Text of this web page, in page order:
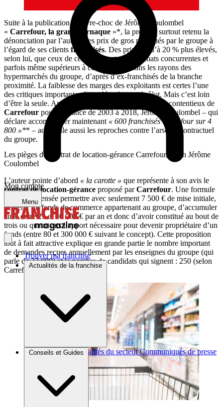
Mon compte
Menu
Trouver ma franchise
Actualités de la franchise
Brèves et actus Actualités du secteur Communiqués de presse
Conseils et Guides
Suite à la publication du livre-choc de Jérôme Coulombel
« Carrefour, la grande arnaque »*, la presse a surtout retenu la
dénonciation par l’auteur des prix de gros pratiqués par le groupe à
l’égard de ses clients franchisés. Des prix jusqu’à 20 % plus élevés,
selon lui, que ceux de certaines centrales d’achats concurrentes et
parfois même supérieurs à ceux affichés dans les rayons des
hypermarchés du groupe, d’après d’ex-franchisés de la branche
proximité. La faiblesse des marges des exploitants est certes l’une
des critiques importantes formulées dans ce brûlot. Mais c’est loin
d’être la seule. Ancien directeur juridique du service contentieux de
Carrefour pour la France de 2003 à 2018, Jérôme Coulombel – qui
déclare accompagner maintenant « 600 franchisés Carrefour sur 4
800 »** – accumule aussi les reproches contre l’arsenal contractuel
du groupe.
Les pièges du contrat de location-gérance Carrefour, selon Jérôme
Coulombel
L’auteur pointe d’abord « la carotte » que représente à son avis le
contrat de location-gérance proposé parCarrefour. Une formule
alléchante censée permettre avec seulement 7 500 € de mise initiale,
de gérer un fonds de commerce appartenant au groupe, d’accumuler
ainsi entre 25 et 30 000 € par an et donc d’avoir constitué au bout de
trois ou quatre ans l’apport nécessaire pour devenir propriétaire d’un
fonds (entre 80 et 300 000 € suivant le concept). Cette proposition
tout à fait attractive explique en grande partie le nombre important
de demandes reçues annuellement par les enseignes du groupe (qui
parle de 33 000) et le nombre de candidats qui signent : 250 (selon
Carrefour).